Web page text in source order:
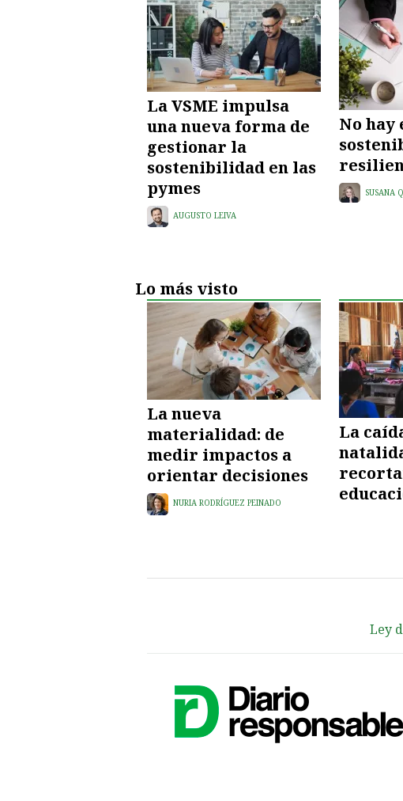
La VSME impulsa
una nueva forma de
gestionar la
sostenibilidad en las
pymes
AUGUSTO LEIVA
No hay
SUSANA
Lo más visto
La nueva
materialidad: de
medir impactos a
orientar decisiones
NURIA RODRÍGUEZ PEINADO
La
Ley